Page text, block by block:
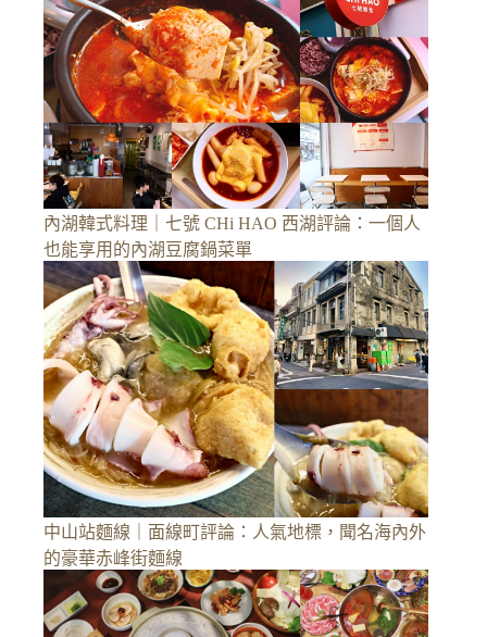
內湖韓式料理｜七號 CHi HAO 西湖評論：一個人
也能享用的內湖豆腐鍋菜單
中山站麵線｜面線町評論：人氣地標，聞名海內外
的豪華赤峰街麵線